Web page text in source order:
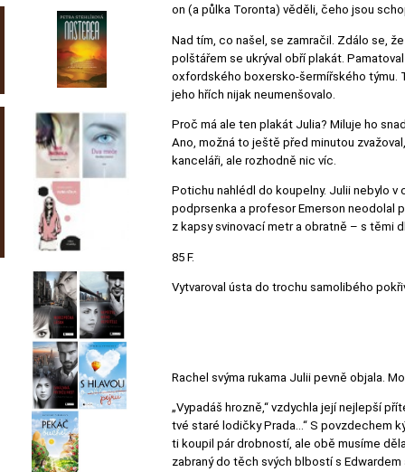
on (a půlka Toronta) věděli, čeho jsou
Nad tím, co našel, se zamračil. Zdálo se,
polštářem se ukrýval obří plakát.
oxfordského boxersko-šermířského týmu.
jeho hřích nijak neumenšovalo.
Proč má ale ten plakát Julia? Miluje ho
Ano, možná to ještě před minutou
kanceláři, ale rozhodně nic víc.
Potichu nahlédl do koupelny. Julii nebylo v
podprsenka a profesor Emerson neodolal
z kapsy svinovací metr a obratně – s těmi
85 F.
Vytvaroval ústa do trochu samolibého
Rachel svýma rukama Julii pevně objala.
„Vypadáš hrozně,“ vzdychla její nejlepší
tvé staré lodičky Prada…“ S povzdechem
ti koupil pár drobností, ale obě musíme
zabraný do těch svých blbostí s